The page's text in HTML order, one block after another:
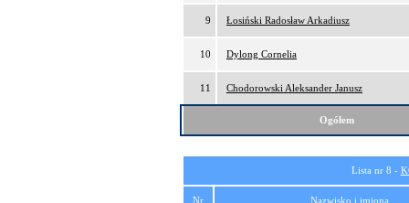
9 Łosiński Radosław Arkadiusz
10 Dylong Cornelia
11 Chodorowski Aleksander Janusz
Ogółem
Lista nr 8 -
Nr Nazwisko i imiona